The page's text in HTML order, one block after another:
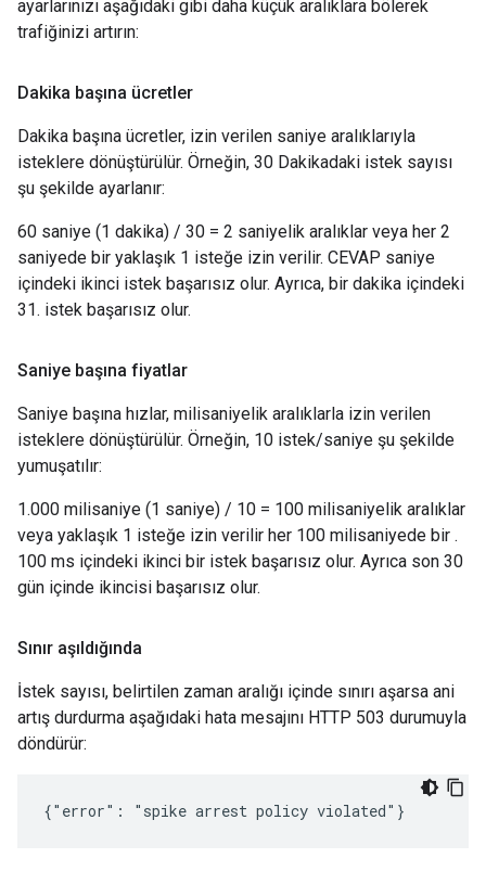
ayarlarınızı aşağıdaki gibi daha küçük aralıklara bölerek
trafiğinizi artırın:
Dakika başına ücretler
Dakika başına ücretler, izin verilen saniye aralıklarıyla
isteklere dönüştürülür. Örneğin, 30 Dakikadaki istek sayısı
şu şekilde ayarlanır:
60 saniye (1 dakika) / 30 = 2 saniyelik aralıklar veya her 2
saniyede bir yaklaşık 1 isteğe izin verilir. CEVAP saniye
içindeki ikinci istek başarısız olur. Ayrıca, bir dakika içindeki
31. istek başarısız olur.
Saniye başına fiyatlar
Saniye başına hızlar, milisaniyelik aralıklarla izin verilen
isteklere dönüştürülür. Örneğin, 10 istek/saniye şu şekilde
yumuşatılır:
1.000 milisaniye (1 saniye) / 10 = 100 milisaniyelik aralıklar
veya yaklaşık 1 isteğe izin verilir her 100 milisaniyede bir .
100 ms içindeki ikinci bir istek başarısız olur. Ayrıca son 30
gün içinde ikincisi başarısız olur.
Sınır aşıldığında
İstek sayısı, belirtilen zaman aralığı içinde sınırı aşarsa ani
artış durdurma aşağıdaki hata mesajını HTTP 503 durumuyla
döndürür:
{"error": "spike arrest policy violated"}